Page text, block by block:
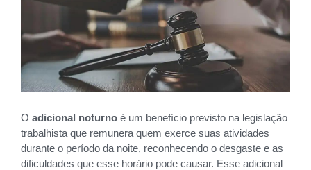
O adicional noturno é um benefício previsto na legislação
trabalhista que remunera quem exerce suas atividades
durante o período da noite, reconhecendo o desgaste e as
dificuldades que esse horário pode causar. Esse adicional